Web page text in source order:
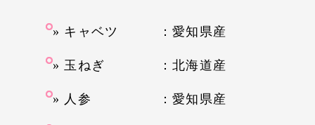
キャベツ ：愛知県産
玉ねぎ ：北海道産
人参 ：愛知県産